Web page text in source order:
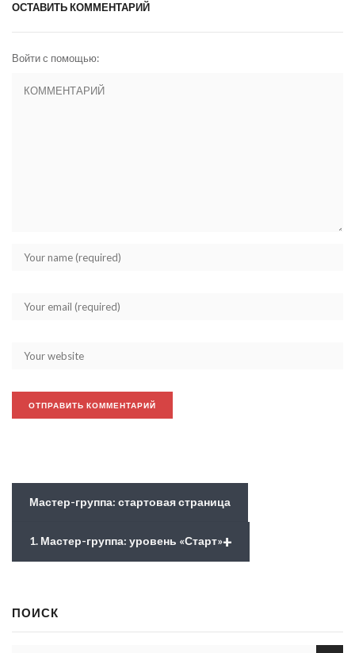
ОСТАВИТЬ КОММЕНТАРИЙ
Войти с помощью:
Мастер-группа: стартовая страница
+
1. Мастер-группа: уровень «Старт»
ПОИСК